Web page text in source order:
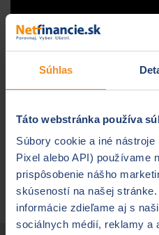
Súhlas
Táto webstránka používa
Súbory cookie a iné
Pixel alebo API) používame
prispôsobenie nášho
skúseností na našej
informácie zdieľame aj s
sociálnych médií, reklamy a
PZP sa
Späťna zoznam videí .